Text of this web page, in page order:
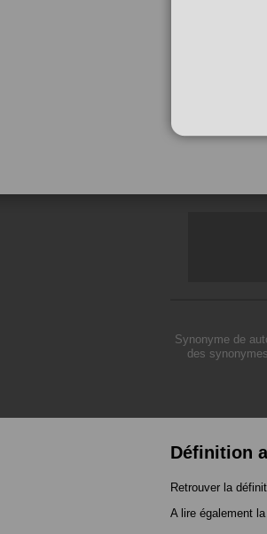
Synonyme de
des
Définition
Retrouver la
A lire également